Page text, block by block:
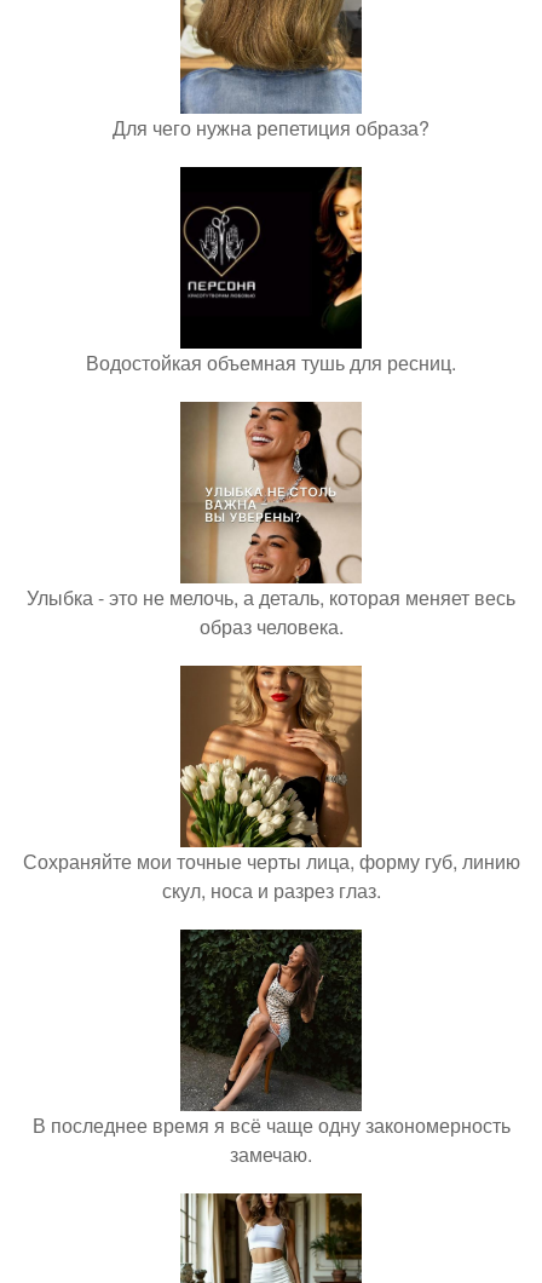
Для чего нужна репетиция образа?
Водостойкая объемная тушь для ресниц.
Улыбка - это не мелочь, а деталь, которая меняет весь
образ человека.
Сохраняйте мои точные черты лица, форму губ, линию
скул, носа и разрез глаз.
В последнее время я всё чаще одну закономерность
замечаю.